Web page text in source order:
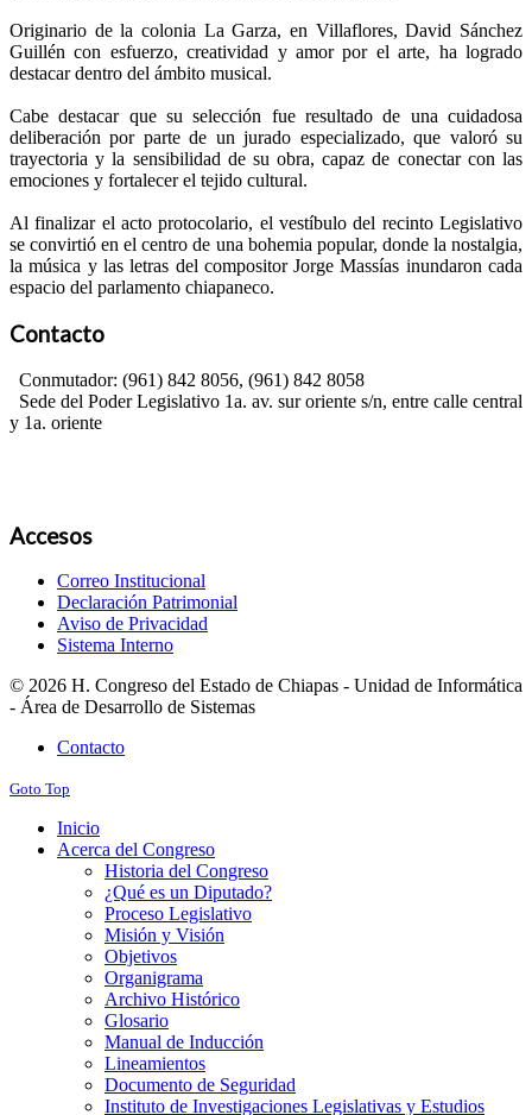
Originario de la colonia La Garza, en Villaflores, David Sánchez
Guillén con esfuerzo, creatividad y amor por el arte, ha logrado
destacar dentro del ámbito musical.
Cabe destacar que su selección fue resultado de una cuidadosa
deliberación por parte de un jurado especializado, que valoró su
trayectoria y la sensibilidad de su obra, capaz de conectar con las
emociones y fortalecer el tejido cultural.
Al finalizar el acto protocolario, el vestíbulo del recinto Legislativo
se convirtió en el centro de una bohemia popular, donde la nostalgia,
la música y las letras del compositor Jorge Massías inundaron cada
espacio del parlamento chiapaneco.
Contacto
Conmutador: (961) 842 8056, (961) 842 8058
Sede del Poder Legislativo 1a. av. sur oriente s/n, entre calle central
y 1a. oriente
Accesos
Correo Institucional
Declaración Patrimonial
Aviso de Privacidad
Sistema Interno
© 2026 H. Congreso del Estado de Chiapas - Unidad de Informática
- Área de Desarrollo de Sistemas
Contacto
Goto Top
Inicio
Acerca del Congreso
Historia del Congreso
¿Qué es un Diputado?
Proceso Legislativo
Misión y Visión
Objetivos
Organigrama
Archivo Histórico
Glosario
Manual de Inducción
Lineamientos
Documento de Seguridad
Instituto de Investigaciones Legislativas y Estudios